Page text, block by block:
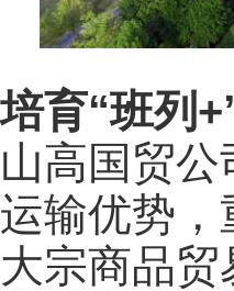
培育“班列
山高国贸
运输优势
大宗商品